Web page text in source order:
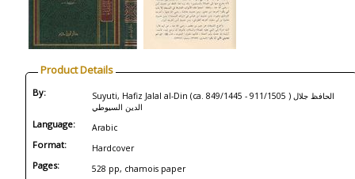
Product Details
By:
Suyuti, Hafiz Jalal al-Din (ca. 849/1445 - 911/1505 ) الحافظ جلال
الدين السيوطي
Language: Arabic
Format: Hardcover
Pages: 528 pp, chamois paper